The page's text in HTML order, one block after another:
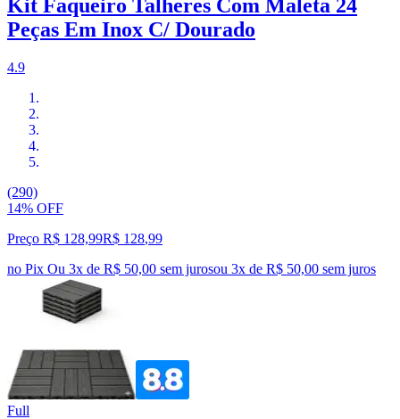
Kit Faqueiro Talheres Com Maleta 24
Peças Em Inox C/ Dourado
4.9
(290)
14% OFF
Preço R$ 128,99R$ 128,99
no Pix Ou 3x de R$ 50,00 sem jurosou 3x de R$ 50,00 sem juros
Full